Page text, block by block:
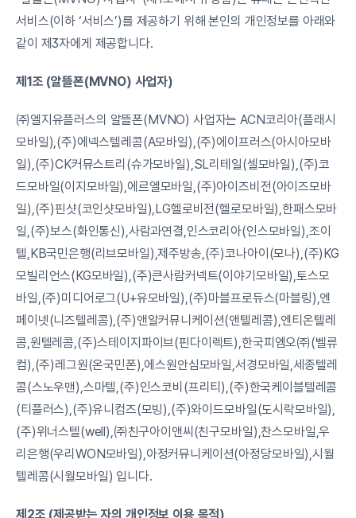
서비스(이하 ‘서비스’)를 제공하기 위해 본인의 개인정보를 아래와
같이 제3자에게 제공합니다.
제1조 (알뜰폰(MVNO) 사업자)
㈜엘지유플러스의 알뜰폰(MVNO) 사업자는 ACN코리아(플래시
모바일),(주)에넥스텔레콤(A모바일),(주)에이프러스(아시아모바
일),(주)CK커뮤스트리(슈가모바일),SL리테일(셀모바일),(주)코
드모바일(이지모바일),에르엘모바일,(주)아이즈비전(아이즈모바
일),(주)핀샷(코인샷모바일),LG헬로비전(헬로모바일),한패스모바
일,(주)보스(화인통신),사람과연결,인스코리아(인스모바일),조이
텔,KB국민은행(리브모바일),제주방송,(주)코나아이(모나),(주)KG
모빌리언스(KG모바일),(주)큰사람커넥트(이야기모바일),토스모
바일,(주)미디어로그(U+유모바일),(주)마블프로듀스(마블링),엔
페이넷(니즈텔레콤),(주)앤알커뮤니케이션(앤텔레콤),엔티온텔레
콤,원텔레콤,(주)스테이지파이브(핀다이렉트),한국피엠오㈜(벨류
컴),(주)레그원(온국민폰),에스원안심모바일,서경모바일,세종텔레
콤(스노우맨),스마텔,(주)인스코비(프리티),(주)한국케이블텔레콤
(티플러스),(주)유니컴즈(모빙),(주)와이드모바일(도시락모바일),
(주)위너스텔(well),㈜친구아이앤씨(친구모바일),찬스모바일,우
리은행(우리WON모바일),아정커뮤니케이션(아정당모바일),시월
텔레콤(시월모바일) 입니다.
제2조 (제공받는 자의 개인정보 이용 목적)